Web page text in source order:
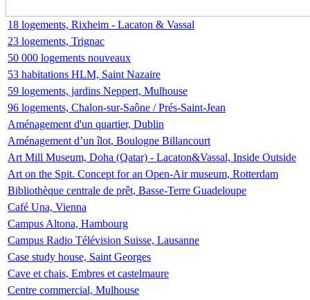
18 logements, Rixheim - Lacaton & Vassal
23 logements, Trignac
50 000 logements nouveaux
53 habitations HLM, Saint Nazaire
59 logements, jardins Neppert, Mulhouse
96 logements, Chalon-sur-Saône / Prés-Saint-Jean
Aménagement d'un quartier, Dublin
Aménagement d’un îlot, Boulogne Billancourt
Art Mill Museum, Doha (Qatar) - Lacaton&Vassal, Inside Outside
Art on the Spit. Concept for an Open-Air museum, Rotterdam
Bibliothèque centrale de prêt, Basse-Terre Guadeloupe
Café Una, Vienna
Campus Altona, Hambourg
Campus Radio Télévision Suisse, Lausanne
Case study house, Saint Georges
Cave et chais, Embres et castelmaure
Centre commercial, Mulhouse